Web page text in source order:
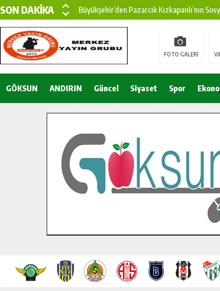
SON DAKİKA
Büyükşehir’den Pazarcık Kızkapanlı’nın
Büyükşehir’den Pazarcık Kırsalına Modern
Çin’den KSÜ’ye Uluslararası Başarı:
Gençler Pusula Maraş Kampında Yeni
İlçe Jandarma Komutanı Karakaya’dan
Bertiz’in Yeni Köprüsünde Sona Doğru.
FOTO GALERİ
GÖKSUN ANDIRIN Güncel Siyaset Spor